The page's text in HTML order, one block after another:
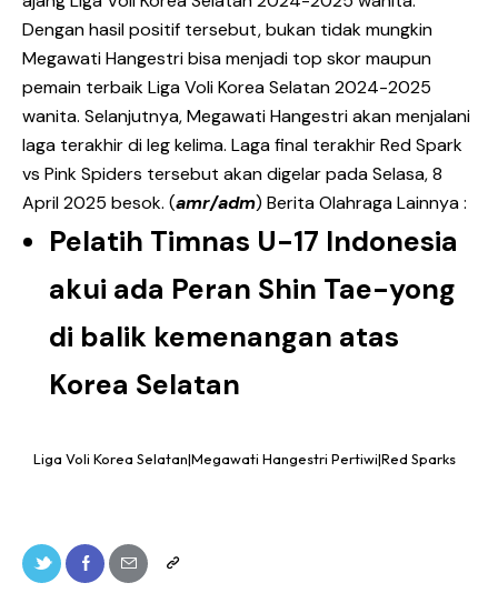
Dengan hasil positif tersebut, bukan tidak mungkin
Megawati Hangestri bisa menjadi top skor maupun
pemain terbaik Liga Voli Korea Selatan 2024-2025
wanita. Selanjutnya, Megawati Hangestri akan menjalani
laga terakhir di leg kelima. Laga final terakhir Red Spark
vs Pink Spiders tersebut akan digelar pada Selasa, 8
April 2025 besok. (amr/adm) Berita Olahraga Lainnya :
Pelatih Timnas U-17 Indonesia
akui ada Peran Shin Tae-yong
di balik kemenangan atas
Korea Selatan
Liga Voli Korea Selatan|Megawati Hangestri Pertiwi|Red Sparks